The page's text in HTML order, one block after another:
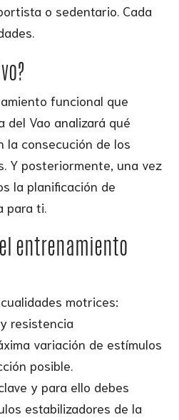
o sedentario. Cada
funcional que
del Vao analizará qué
consecución de los
Y posteriormente, una vez
la planificación de
para ti.
entrenamiento
motrices:
resistencia
variación de estímulos
posible.
y para ello debes
estabilizadores de la